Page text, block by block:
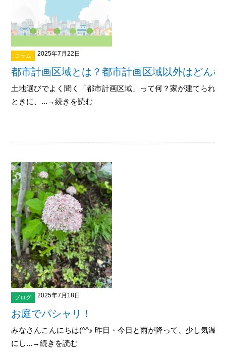
コラム 2025年7月22日
都市計画区域とは？都市計画区域以外はどん
土地選びでよく聞く「都市計画区域」って何？家が建てられ
ときに、...→続きを読む
ブログ 2025年7月18日
お庭でパシャリ！
みなさんこんにちは(^^♪ 昨日・今日と雨が降って、少し気温
にし...→続きを読む